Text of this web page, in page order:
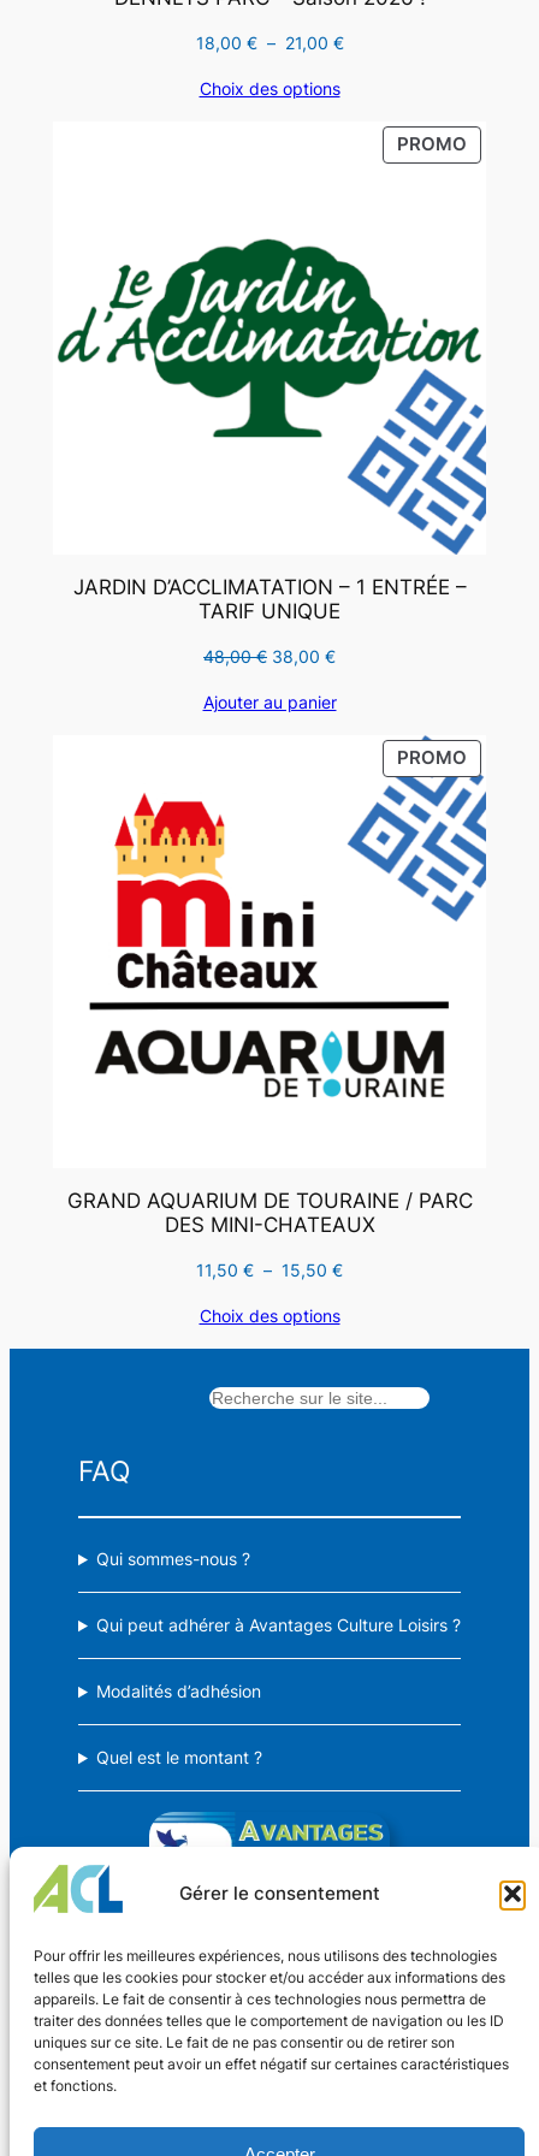
Gérer le consentement
Pour offrir les meilleures expériences, nous utilisons des technologies
telles que les cookies pour stocker et/ou accéder aux informations des
appareils. Le fait de consentir à ces technologies nous permettra de
traiter des données telles que le comportement de navigation ou les ID
uniques sur ce site. Le fait de ne pas consentir ou de retirer son
consentement peut avoir un effet négatif sur certaines caractéristiques
et fonctions.
18,00 € – 21,00 €Plage
Choix des options
PROMO
EN
JARDIN D’ACCLIMATATION – 1 ENTRÉE –
TARIF UNIQUE
48,00€ Le
initial
38,00 €Le
actuel
38,00 €.
Ajouter au panier
PROMO
EN
GRAND AQUARIUM DE TOURAINE / PARC
DES MINI-CHATEAUX
11,50 € – 15,50 €Plage
11,50 €
15,50 €
Choix des options
FAQ
Qui sommes-nous ?
Qui peut adhérer à Avantages Culture Loisirs ?
Modalités d’adhésion
Quel est le montant ?
Avantages Culture Loisirs
Des avantages CSE pour TOUS !
Coordonnées
4 rue Dr Oberkirch